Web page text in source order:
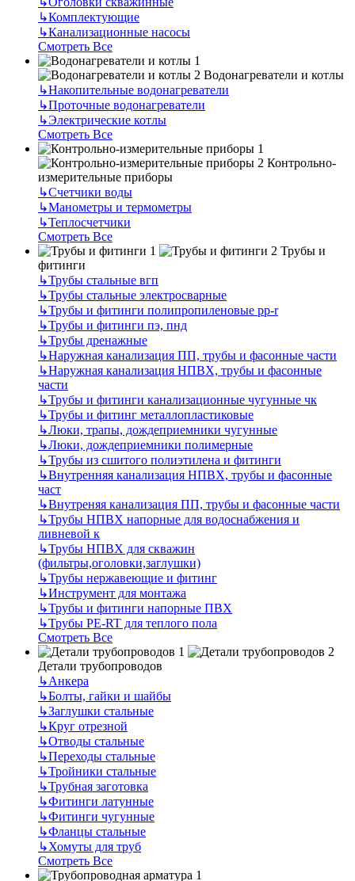
↳Комплектующие
↳Канализационные насосы
Смотреть Все
Водонагреватели и котлы
↳Накопительные водонагреватели
↳Проточные водонагреватели
↳Электрические котлы
Смотреть Все
Контрольно-
измерительные приборы
↳Счетчики воды
↳Манометры и термометры
↳Теплосчетчики
Смотреть Все
Трубы и
фитинги
↳Трубы стальные вгп
↳Трубы стальные электросварные
↳Трубы и фитинги полипропиленовые pp-r
↳Трубы и фитинги пэ, пнд
↳Трубы дренажные
↳Наружная канализация ПП, трубы и фасонные части
↳Наружная канализация НПВХ, трубы и фасонные
части
↳Трубы и фитинги канализационные чугунные чк
↳Трубы и фитинг металлопластиковые
↳Люки, трапы, дождеприемники чугунные
↳Люки, дождеприемники полимерные
↳Трубы из сшитого полиэтилена и фитинги
↳Внутренняя канализация НПВХ, трубы и фасонные
част
↳Внутреняя канализация ПП, трубы и фасонные части
↳Трубы НПВХ напорные для водоснабжения и
ливневой к
↳Трубы НПВХ для скважин
(фильтры,оголовки,заглушки)
↳Трубы нержавеющие и фитинг
↳Инструмент для монтажа
↳Трубы и фитинги напорные ПВХ
↳Трубы PE-RT для теплого пола
Смотреть Все
Детали трубопроводов
↳Анкера
↳Болты, гайки и шайбы
↳Заглушки стальные
↳Круг отрезной
↳Отводы стальные
↳Переходы стальные
↳Тройники стальные
↳Трубная заготовка
↳Фитинги латунные
↳Фитинги чугунные
↳Фланцы стальные
↳Хомуты для труб
Смотреть Все